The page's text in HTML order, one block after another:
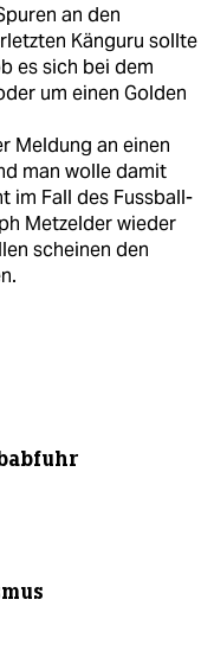
an den
Känguru sollte
es sich bei dem
um einen Golden
Meldung an einen
man wolle damit
im Fall des Fussball-
Metzelder wieder
scheinen den